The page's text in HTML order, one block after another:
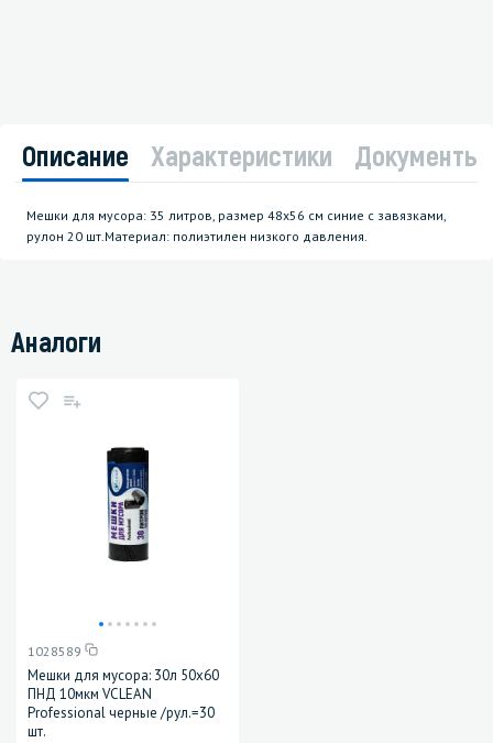
Описание Характеристики Документы
Мешки для мусора: 35 литров, размер 48х56 см синие с завязками,
рулон 20 шт.Материал: полиэтилен низкого давления.
Аналоги
1028589
Мешки для мусора: 30л 50х60
ПНД 10мкм VCLEAN
Professional черные /рул.=30
шт.